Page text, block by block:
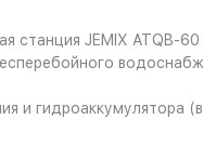
станция JEMIX ATQB-
и гидроаккумулятора